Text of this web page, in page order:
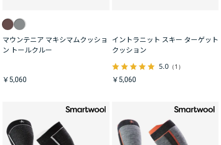
マウンテニア マキシマムクッショ
ン トールクルー
￥5,060
イントラニット スキー ターゲット
クッション
5.0（1）
￥5,060